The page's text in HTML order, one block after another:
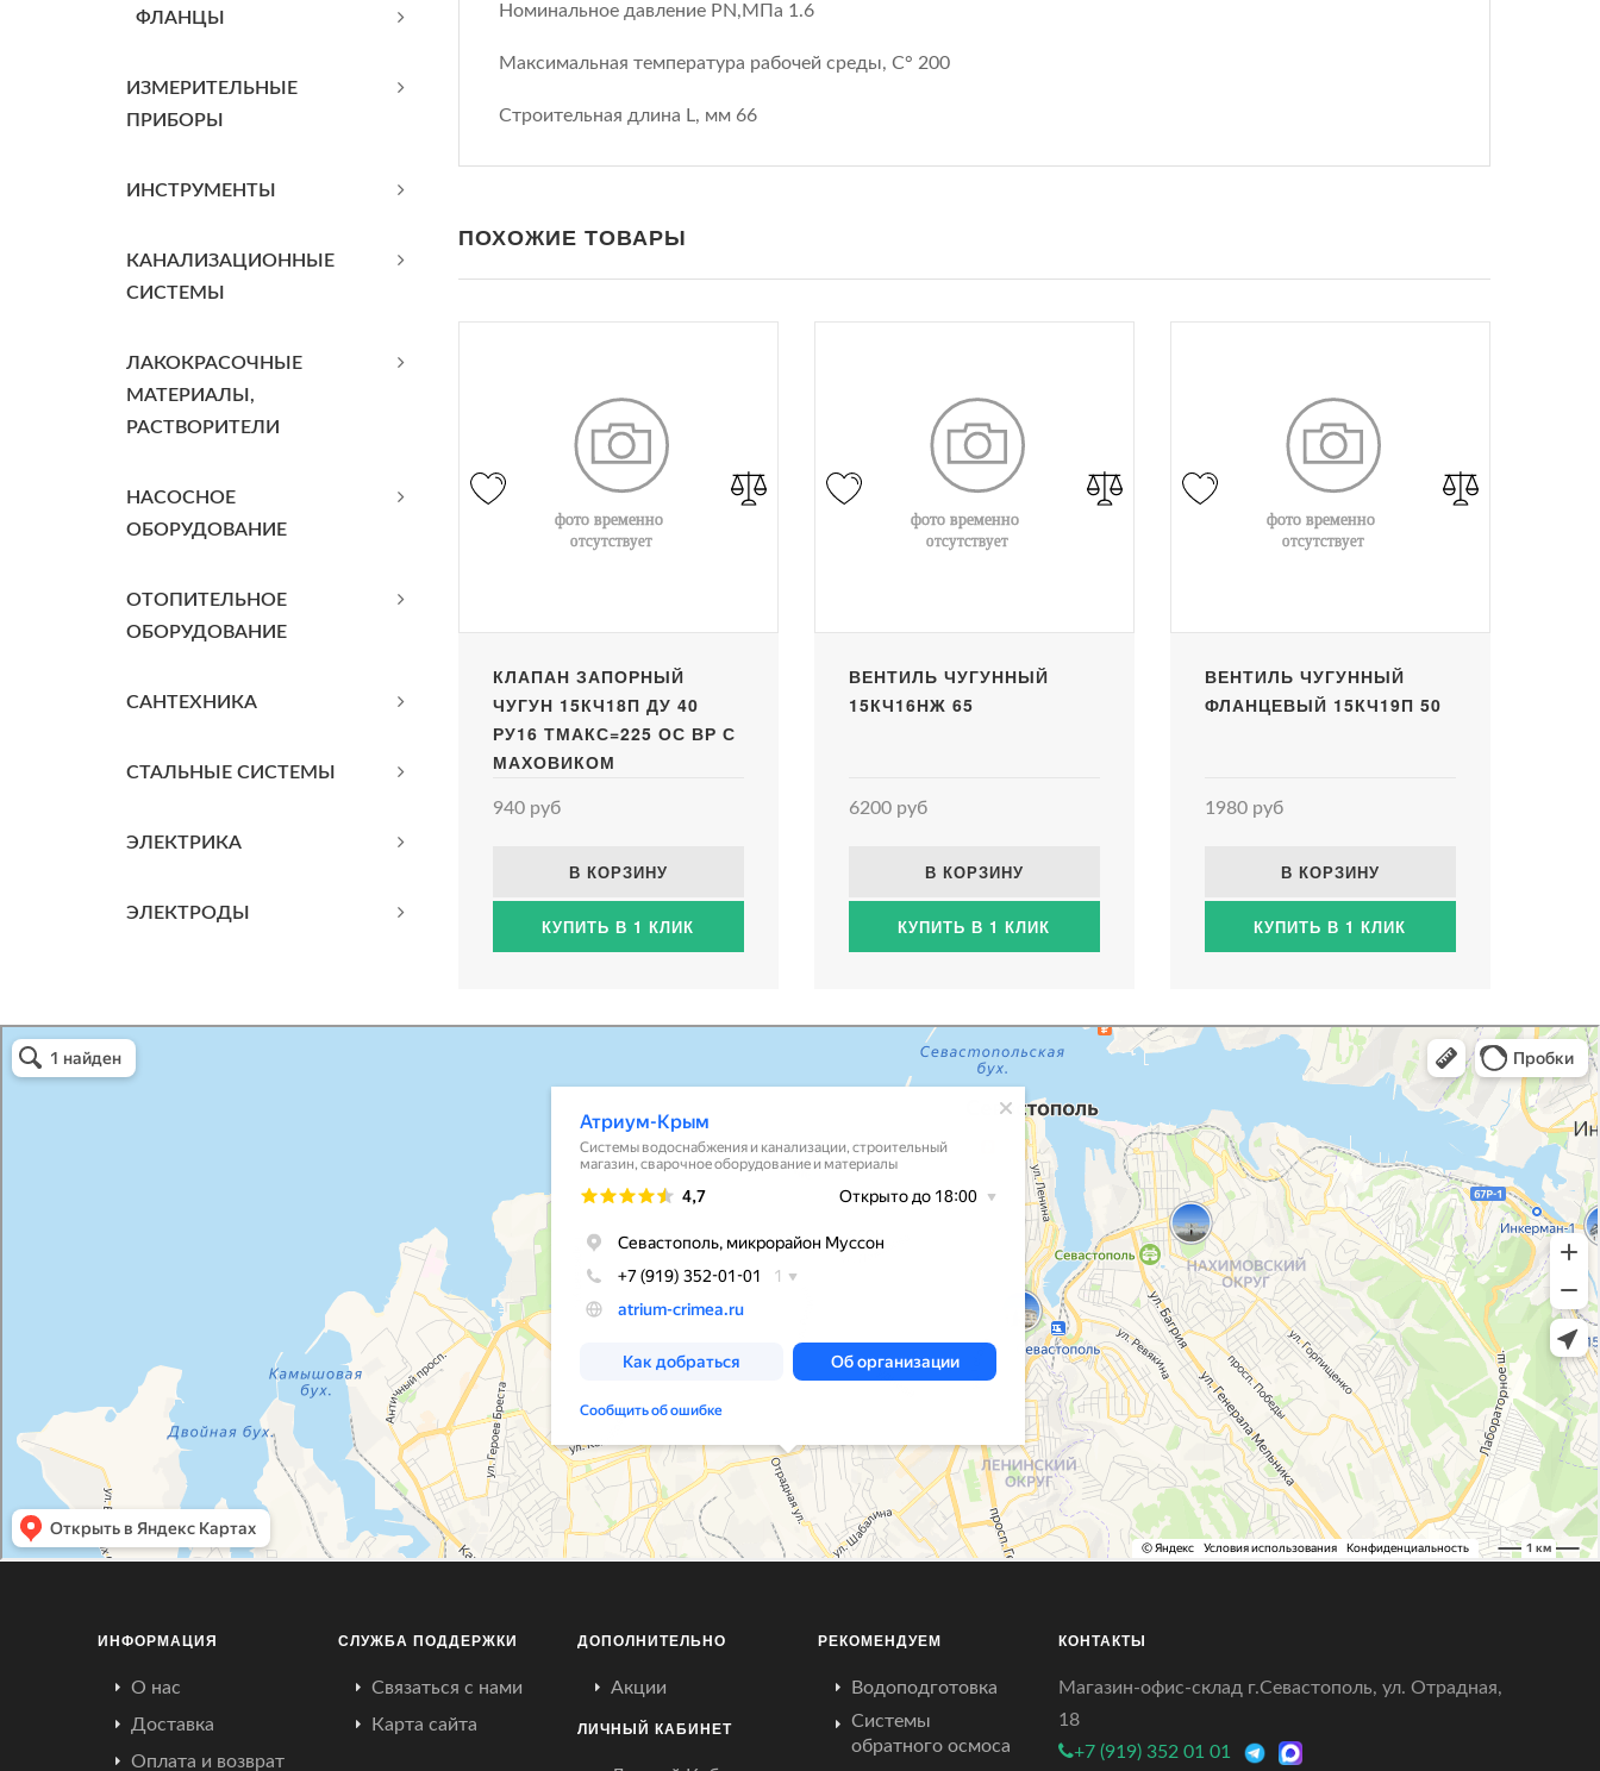
ФЛАНЦЫ
ИЗМЕРИТЕЛЬНЫЕ
ПРИБОРЫ
ИНСТРУМЕНТЫ
КАНАЛИЗАЦИОННЫЕ
СИСТЕМЫ
ЛАКОКРАСОЧНЫЕ
МАТЕРИАЛЫ,
РАСТВОРИТЕЛИ
НАСОСНОЕ
ОБОРУДОВАНИЕ
ОТОПИТЕЛЬНОЕ
ОБОРУДОВАНИЕ
САНТЕХНИКА
СТАЛЬНЫЕ СИСТЕМЫ
ЭЛЕКТРИКА
ЭЛЕКТРОДЫ
Номинальное давление PN,МПа 1.6
Максимальная температура рабочей среды, С° 200
Строительная длина L, мм 66
ПОХОЖИЕ ТОВАРЫ
КЛАПАН ЗАПОРНЫЙ
ЧУГУН 15КЧ18П ДУ 40
РУ16 ТМАКС=225 ОС ВР С
МАХОВИКОМ
940 руб
В КОРЗИНУ
КУПИТЬ В 1 КЛИК
ВЕНТИЛЬ ЧУГУННЫЙ
15КЧ16НЖ 65
6200 руб
В КОРЗИНУ
КУПИТЬ В 1 КЛИК
ВЕНТИЛЬ ЧУГУННЫЙ
ФЛАНЦЕВЫЙ 15КЧ19П 50
1980 руб
В КОРЗИНУ
КУПИТЬ В 1 КЛИК
Атриум-Крым
Системы водоснабжения, отопления, канализации в Севастополе
Снабжение строительных объектов в Севастополе
ИНФОРМАЦИЯ
О нас
Доставка
Оплата и возврат
СЛУЖБА ПОДДЕРЖКИ
Связаться с нами
Карта сайта
ДОПОЛНИТЕЛЬНО
Акции
ЛИЧНЫЙ КАБИНЕТ
РЕКОМЕНДУЕМ
Водоподготовка
Системы
обратного осмоса
КОНТАКТЫ
Магазин-офис-склад г.Севастополь, ул. Отрадная,
18
+7 (919) 352 01 01